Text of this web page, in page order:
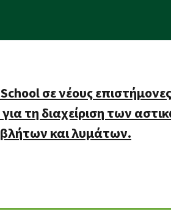
σε νέους επιστήμονες
τη διαχείριση των
και λυμάτων.